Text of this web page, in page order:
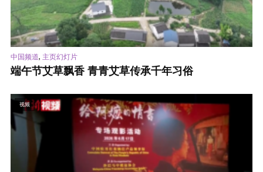
中国频道, 主页幻灯片
端午节艾草飘香 青青艾草传承千年习俗
视频